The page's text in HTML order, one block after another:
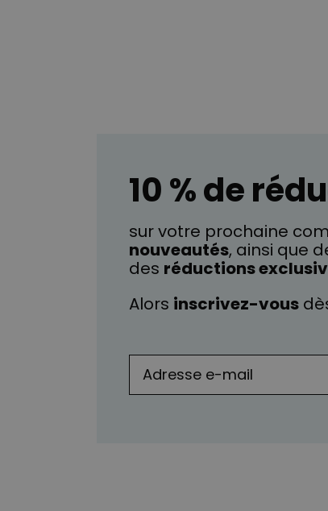
10 % de
sur votre prochaine
nouveautés, ainsi que
des réductions
Alors inscrivez-vous